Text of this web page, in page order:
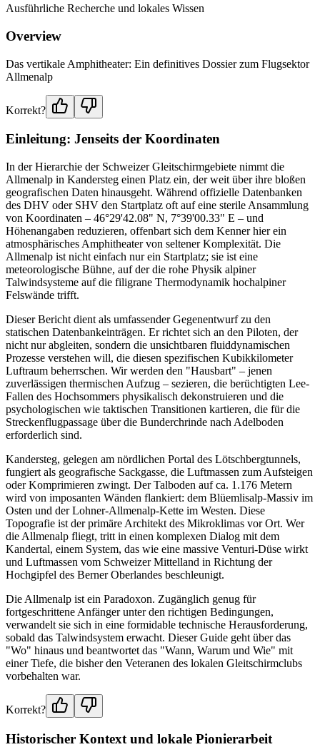
Ausführliche Recherche und lokales Wissen
Overview
Das vertikale Amphitheater: Ein definitives Dossier zum Flugsektor
Allmenalp
Korrekt?
Einleitung: Jenseits der Koordinaten
In der Hierarchie der Schweizer Gleitschirmgebiete nimmt die
Allmenalp in Kandersteg einen Platz ein, der weit über ihre bloßen
geografischen Daten hinausgeht. Während offizielle Datenbanken
des DHV oder SHV den Startplatz oft auf eine sterile Ansammlung
von Koordinaten – 46°29'42.08" N, 7°39'00.33" E – und
Höhenangaben reduzieren, offenbart sich dem Kenner hier ein
atmosphärisches Amphitheater von seltener Komplexität. Die
Allmenalp ist nicht einfach nur ein Startplatz; sie ist eine
meteorologische Bühne, auf der die rohe Physik alpiner
Talwindsysteme auf die filigrane Thermodynamik hochalpiner
Felswände trifft.
Dieser Bericht dient als umfassender Gegenentwurf zu den
statischen Datenbankeinträgen. Er richtet sich an den Piloten, der
nicht nur abgleiten, sondern die unsichtbaren fluiddynamischen
Prozesse verstehen will, die diesen spezifischen Kubikkilometer
Luftraum beherrschen. Wir werden den "Hausbart" – jenen
zuverlässigen thermischen Aufzug – sezieren, die berüchtigten Lee-
Fallen des Hochsommers physikalisch dekonstruieren und die
psychologischen wie taktischen Transitionen kartieren, die für die
Streckenflugpassage über die Bunderchrinde nach Adelboden
erforderlich sind.
Kandersteg, gelegen am nördlichen Portal des Lötschbergtunnels,
fungiert als geografische Sackgasse, die Luftmassen zum Aufsteigen
oder Komprimieren zwingt. Der Talboden auf ca. 1.176 Metern
wird von imposanten Wänden flankiert: dem Blüemlisalp-Massiv im
Osten und der Lohner-Allmenalp-Kette im Westen. Diese
Topografie ist der primäre Architekt des Mikroklimas vor Ort. Wer
die Allmenalp fliegt, tritt in einen komplexen Dialog mit dem
Kandertal, einem System, das wie eine massive Venturi-Düse wirkt
und Luftmassen vom Schweizer Mittelland in Richtung der
Hochgipfel des Berner Oberlandes beschleunigt.
Die Allmenalp ist ein Paradoxon. Zugänglich genug für
fortgeschrittene Anfänger unter den richtigen Bedingungen,
verwandelt sie sich in eine formidable technische Herausforderung,
sobald das Talwindsystem erwacht. Dieser Guide geht über das
"Wo" hinaus und beantwortet das "Wann, Warum und Wie" mit
einer Tiefe, die bisher den Veteranen des lokalen Gleitschirmclubs
vorbehalten war.
Korrekt?
Historischer Kontext und lokale Pionierarbeit